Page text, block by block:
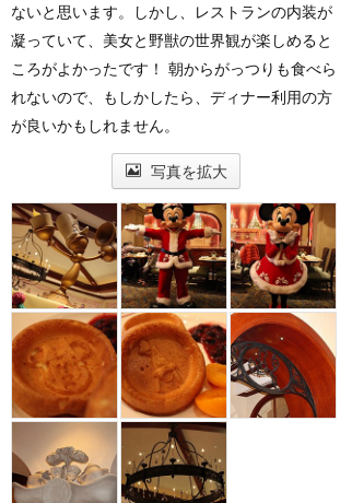
ないと思います。しかし、レストランの内装が
凝っていて、美女と野獣の世界観が楽しめると
ころがよかったです！ 朝からがっつりも食べら
れないので、もしかしたら、ディナー利用の方
が良いかもしれません。
写真を拡大